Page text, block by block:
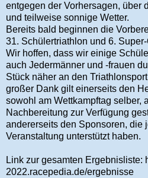
entgegen der Vorhersagen, über
und teilweise sonnige Wetter.
Bereits bald beginnen die
31. Schülertriathlon und 6.
Wir hoffen, dass wir einige
auch Jedermänner und -frauen
Stück näher an den
großer Dank gilt einerseits den
sowohl am Wettkampftag selber,
Nachbereitung zur Verfügung
andererseits den Sponsoren, die
Veranstaltung unterstützt haben.
Link zur gesamten Ergebnisliste:
2022.racepedia.de/ergebnisse